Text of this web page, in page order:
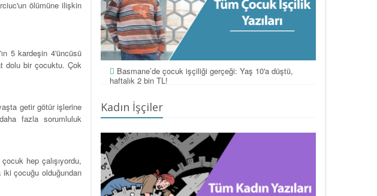
ölümüne ilişkin
5 kardeşin 4'üncüsü
dolu bir çocuktu. Çok
getir götür işlerine
fazla sorumluluk
hep çalışıyordu,
iki çocuğu olduğundan
Basmane’de çocuk işçiliği gerçeği: Yaş 10'a düştü,
haftalık 2 bin TL!
Kadın İşçiler